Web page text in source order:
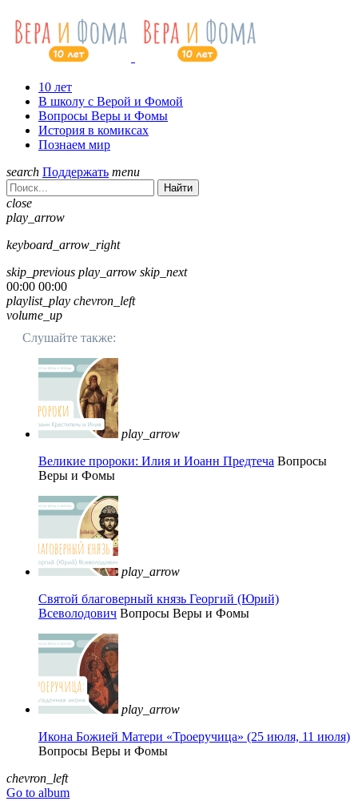
10 лет
В школу с Верой и Фомой
Вопросы Веры и Фомы
История в комиксах
Познаем мир
search Поддержать menu
Найти
close
play_arrow
keyboard_arrow_right
skip_previous play_arrow skip_next
00:00 00:00
playlist_play chevron_left
volume_up
Слушайте также:
play_arrow
Великие пророки: Илия и Иоанн Предтеча Вопросы
Веры и Фомы
play_arrow
Святой благоверный князь Георгий (Юрий)
Всеволодович Вопросы Веры и Фомы
play_arrow
Икона Божией Матери «Троеручица» (25 июля, 11 июля)
Вопросы Веры и Фомы
chevron_left
Go to album